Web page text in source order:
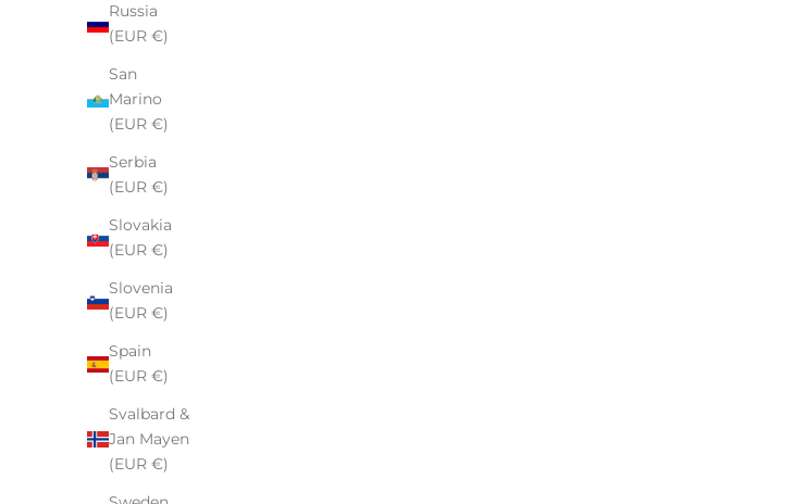
Russia
(EUR €)
San
Marino
(EUR €)
Serbia
(EUR €)
Slovakia
(EUR €)
Slovenia
(EUR €)
Spain
(EUR €)
Svalbard &
Jan Mayen
(EUR €)